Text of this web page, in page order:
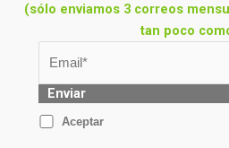
(sólo enviamos 3 correos
tan poco
Enviar
Aceptar